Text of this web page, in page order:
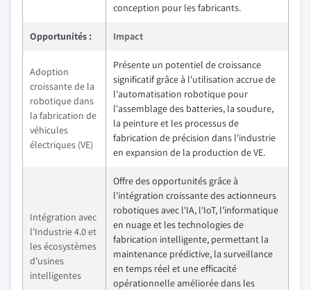
conception pour les fabricants.
Opportunités : Impact
Adoption
croissante de la
robotique dans
la fabrication de
véhicules
électriques (VE)
Présente un potentiel de croissance
significatif grâce à l'utilisation accrue de
l'automatisation robotique pour
l'assemblage des batteries, la soudure,
la peinture et les processus de
fabrication de précision dans l'industrie
en expansion de la production de VE.
Intégration avec
l'Industrie 4.0 et
les écosystèmes
d'usines
intelligentes
Offre des opportunités grâce à
l'intégration croissante des actionneurs
robotiques avec l'IA, l'IoT, l'informatique
en nuage et les technologies de
fabrication intelligente, permettant la
maintenance prédictive, la surveillance
en temps réel et une efficacité
opérationnelle améliorée dans les